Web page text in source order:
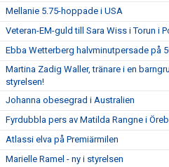
Mellanie 5.75-hoppade i USA
Veteran-EM-guld till Sara Wiss i Torun i
Ebba Wetterberg halvminutpersade på
Martina Zadig Waller, tränare i en
styrelsen!
Johanna obesegrad i Australien
Fyrdubbla pers av Matilda Rangne i
Atlassi elva på Premiärmilen
Marielle Ramel - ny i styrelsen